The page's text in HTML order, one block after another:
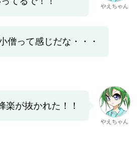
やえちゃん
僧って感じだな・・・
楽が抜かれた！！
やえちゃん